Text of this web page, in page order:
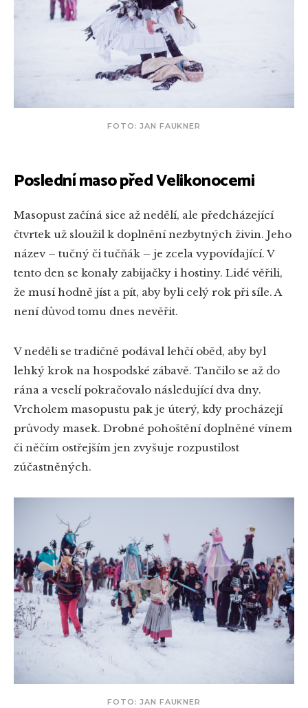
FOTO: JAN FAUKNER
Poslední maso před Velikonocemi
Masopust začíná sice až nedělí, ale předcházející
čtvrtek už sloužil k doplnění nezbytných živin. Jeho
název – tučný či tučňák – je zcela vypovídající. V
tento den se konaly zabijačky i hostiny. Lidé věřili,
že musí hodně jíst a pít, aby byli celý rok při síle. A
není důvod tomu dnes nevěřit.
V neděli se tradičně podával lehčí oběd, aby byl
lehký krok na hospodské zábavě. Tančilo se až do
rána a veselí pokračovalo následující dva dny.
Vrcholem masopustu pak je úterý, kdy procházejí
průvody masek. Drobné pohoštění doplněné vínem
či něčím ostřejším jen zvyšuje rozpustilost
zúčastněných.
FOTO: JAN FAUKNER